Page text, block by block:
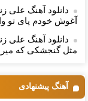
دانلود آهنگ علی
آغوش خودم پای تو
دانلود آهنگ علی
مثل گنجشكی كه
آهنگ پیشنهادی